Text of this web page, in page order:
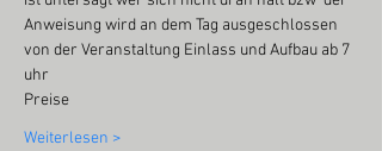
Anweisung wird an dem Tag ausgeschlossen
von der Veranstaltung Einlass und Aufbau ab 7
uhr
Preise
Weiterlesen >